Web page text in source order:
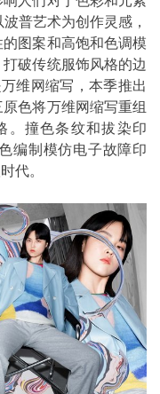
普艺术为创作灵感，
图案和高饱和色调模
破传统服饰风格的边
维网缩写，本季推出
色将万维网缩写重组
。撞色条纹和拔染印
编制模仿电子故障印
代。